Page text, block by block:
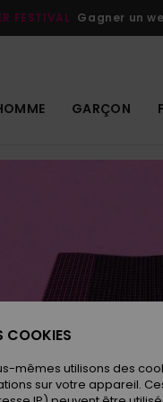
FESTIVAL Gagner un
GARÇON
COOKIES
mêmes utilisons des
sur votre appareil.